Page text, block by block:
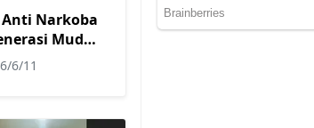
Anti Narkoba
Muda
6/11